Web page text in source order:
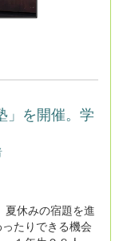
」を開催。学
夏休みの宿題を進
たりできる機会